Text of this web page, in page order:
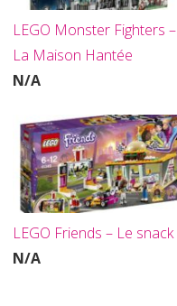
LEGO Monster Fighters –
La Maison Hantée
N/A
LEGO Friends – Le snack
N/A